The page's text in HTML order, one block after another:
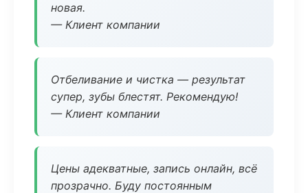
новая.
— Клиент компании
Отбеливание и чистка — результат
супер, зубы блестят. Рекомендую!
— Клиент компании
Цены адекватные, запись онлайн, всё
прозрачно. Буду постоянным